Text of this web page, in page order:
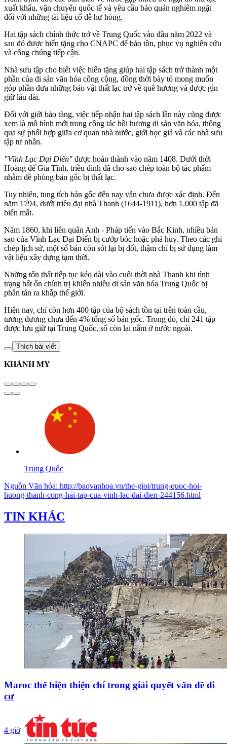
xuất khẩu, vận chuyển quốc tế và yêu cầu bảo quản nghiêm ngặt
đối với những tài liệu cổ dễ hư hỏng.
Hai tập sách chính thức trở về Trung Quốc vào đầu năm 2022 và
sau đó được hiến tặng cho CNAPC để bảo tồn, phục vụ nghiên cứu
và công chúng tiếp cận.
Nhà sưu tập cho biết việc hiến tặng giúp hai tập sách trở thành một
phần của di sản văn hóa công cộng, đồng thời bày tỏ mong muốn
góp phần đưa những bảo vật thất lạc trở về quê hương và được gìn
giữ lâu dài.
Đối với giới bảo tàng, việc tiếp nhận hai tập sách lần này cũng được
xem là mô hình mới trong công tác hồi hương di sản văn hóa, thông
qua sự phối hợp giữa cơ quan nhà nước, giới học giả và các nhà sưu
tập tư nhân.
"Vĩnh Lạc Đại Điển" được hoàn thành vào năm 1408. Dưới thời
Hoàng đế Gia Tĩnh, triều đình đã cho sao chép toàn bộ tác phẩm
nhằm đề phòng bản gốc bị thất lạc.
Tuy nhiên, tung tích bản gốc đến nay vẫn chưa được xác định. Đến
năm 1794, dưới triều đại nhà Thanh (1644-1911), hơn 1.000 tập đã
biến mất.
Năm 1860, khi liên quân Anh - Pháp tiến vào Bắc Kinh, nhiều bản
sao của Vĩnh Lạc Đại Điển bị cướp bóc hoặc phá hủy. Theo các ghi
chép lịch sử, một số bản còn sót lại bị đốt, thậm chí bị sử dụng làm
vật liệu xây dựng tạm thời.
Những tổn thất tiếp tục kéo dài vào cuối thời nhà Thanh khi tình
trạng bất ổn chính trị khiến nhiều di sản văn hóa Trung Quốc bị
phân tán ra khắp thế giới.
Hiện nay, chỉ còn hơn 400 tập của bộ sách tồn tại trên toàn cầu,
tương đương chưa đến 4% tổng số bản gốc. Trong đó, chỉ 241 tập
được lưu giữ tại Trung Quốc, số còn lại nằm ở nước ngoài.
Thích bài viết
KHÁNH MY
Trung Quốc
Nguồn Văn hóa: http://baovanhoa.vn/the-gioi/trung-quoc-hoi-
huong-thanh-cong-hai-tap-cua-vinh-lac-dai-dien-244156.html
TIN KHÁC
Maroc thể hiện thiện chí trong giải quyết vấn đề di
cư
4 giờ